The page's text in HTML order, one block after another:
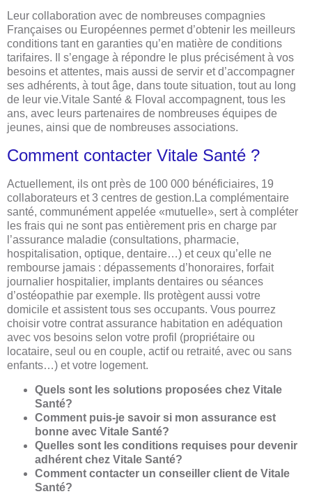
Leur collaboration avec de nombreuses compagnies
Françaises ou Européennes permet d’obtenir les meilleurs
conditions tant en garanties qu’en matière de conditions
tarifaires. Il s’engage à répondre le plus précisément à vos
besoins et attentes, mais aussi de servir et d’accompagner
ses adhérents, à tout âge, dans toute situation, tout au long
de leur vie.Vitale Santé & Floval accompagnent, tous les
ans, avec leurs partenaires de nombreuses équipes de
jeunes, ainsi que de nombreuses associations.
Comment contacter Vitale Santé ?
Actuellement, ils ont près de 100 000 bénéficiaires, 19
collaborateurs et 3 centres de gestion.La complémentaire
santé, communément appelée «mutuelle», sert à compléter
les frais qui ne sont pas entièrement pris en charge par
l’assurance maladie (consultations, pharmacie,
hospitalisation, optique, dentaire…) et ceux qu’elle ne
rembourse jamais : dépassements d’honoraires, forfait
journalier hospitalier, implants dentaires ou séances
d’ostéopathie par exemple. Ils protègent aussi votre
domicile et assistent tous ses occupants. Vous pourrez
choisir votre contrat assurance habitation en adéquation
avec vos besoins selon votre profil (propriétaire ou
locataire, seul ou en couple, actif ou retraité, avec ou sans
enfants…) et votre logement.
Quels sont les solutions proposées chez Vitale
Santé?
Comment puis-je savoir si mon assurance est
bonne avec Vitale Santé?
Quelles sont les conditions requises pour devenir
adhérent chez Vitale Santé?
Comment contacter un conseiller client de Vitale
Santé?